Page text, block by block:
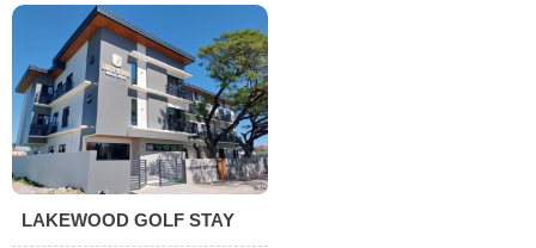
LAKEWOOD GOLF STAY